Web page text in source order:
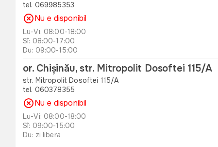
tel. 069985353
Nu e disponibil
Lu-Vi: 08:00-18:00
Sî: 08:00-17:00
Du: 09:00-15:00
or. Chișinău, str. Mitropolit Dosoftei 115/A
str. Mitropolit Dosoftei 115/A
tel. 060378355
Nu e disponibil
Lu-Vi: 08:00-18:00
Sî: 09:00-15:00
Du: zi libera